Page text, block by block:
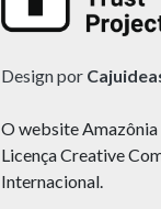
Design por
O website Amazônia
Licença Creative
Internacional.